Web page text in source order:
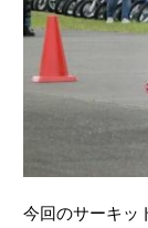
今回のサーキッ